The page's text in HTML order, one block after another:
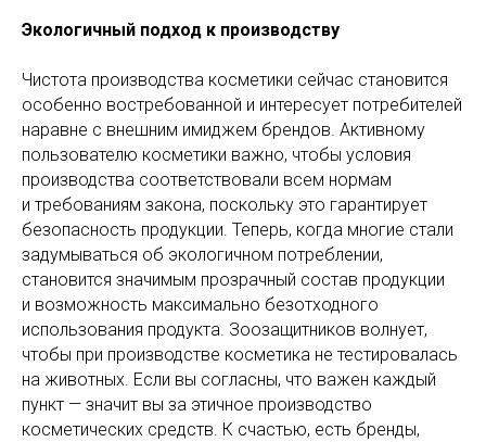
Экологичный подход к производству
Чистота производства косметики сейчас становится
особенно востребованной и интересует потребителей
наравне с внешним имиджем брендов. Активному
пользователю косметики важно, чтобы условия
производства соответствовали всем нормам
и требованиям закона, поскольку это гарантирует
безопасность продукции. Теперь, когда многие стали
задумываться об экологичном потреблении,
становится значимым прозрачный состав продукции
и возможность максимально безотходного
использования продукта. Зоозащитников волнует,
чтобы при производстве косметика не тестировалась
на животных. Если вы согласны, что важен каждый
пункт — значит вы за этичное производство
косметических средств. К счастью, есть бренды,